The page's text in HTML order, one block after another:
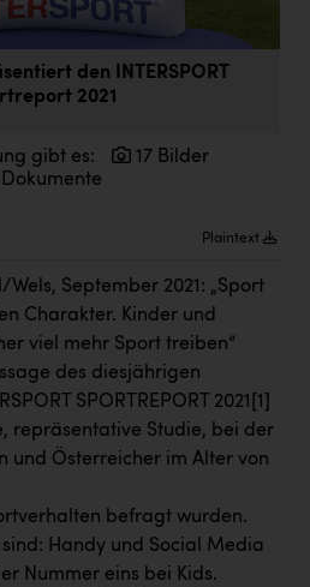
den INTERSPORT
2021
gibt es:
17 Bilder
Dokumente
Plaintext
September 2021: „Sport
Charakter. Kinder und
viel mehr Sport treiben“
des diesjährigen
SPORTREPORT 2021 [1]
repräsentative Studie, bei der
und Österreicher im Alter von
befragt wurden.
Handy und Social Media
Nummer eins bei Kids.